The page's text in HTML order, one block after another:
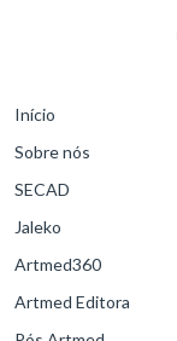
Início
Sobre nós
SECAD
Jaleko
Artmed360
Artmed Editora